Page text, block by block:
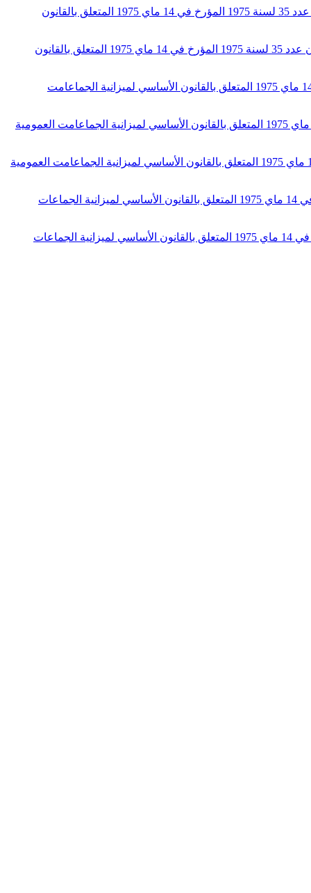
أمر عدد 2475 لسنة 2012 مؤرخ في 16 أكتوبر 2012 يتعلق بضبط شروط تطبيق أحكام الفقرة الفرعية الثانية من الفصل 16 من القانون عدد 35 لسنة 1975 المؤرخ في 14 ماي 1975 المتعلق بالقانون
أمر عدد 3179 لسنة 2010 مؤرخ في 13 ديسمبر 2010 يتعلق بضبط شروط تطبيق أحكام الفقرة الفرعية الثانية من الفصل 16 من القانون عدد 35 لسنة 1975 المؤرخ في 14 ماي 1975 المتعلق بالقانون
أمر عدد 1837 لسنة 1997 مؤرخ في 15 سبتمبر 1997 يتعلق بضبط شروط تطبيق الفصل 13 من القانون عدد 35 لسنة 1975 المؤرخ في 14 ماي 1975 المتعلق بالقانون الأساسي لميزانية الجماعامت
أمر عدد 280 لسنة 1989 مؤرخ في 19 فيفري 1989 يتعلق بضبط شروط تطبيق الفصل 13 من القانون عدد 35 لسنة 1975 المؤرخ في14 ماي 1975 المتعلق بالقانون الأساسي لميزانية الجماعامت العمومية
أمر عدد 1036 لسنة 1986 مؤرخ في 30 أكتوبر 1986 يتعلق بضبط شروط تطبيق الفصل 13 من القانون عدد 35 لسنة 1975 المؤرخ في 14 ماي 1975 المتعلق بالقانون الأساسي لميزانية الجماعامت العمومية
أمر عدد 782 لسنة 1975 مؤرخ في 6 نوفمبر 1975 يتعلق بضبط شروط تطبيق أحكام الفصل 15 من القانون عدد 35 لسنة 1975 المؤرخ في 14 ماي 1975 المتعلق بالقانون الأساسي لميزانية الجماعات
أمر عدد 485 لسنة 1975 مؤرخ في 26 جويلية 1975 يتعلق بتعيين شروط تطبيق أحكام الفصل 13 من القانون عدد 35 لسنة 1975 المؤرخ في 14 ماي 1975 المتعلق بالقانون الأساسي لميزانية الجماعات